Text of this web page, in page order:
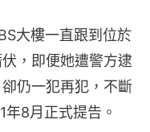
大樓一直跟到位於
，即便她遭警方逮
仍一犯再犯，不斷
8月正式提告。